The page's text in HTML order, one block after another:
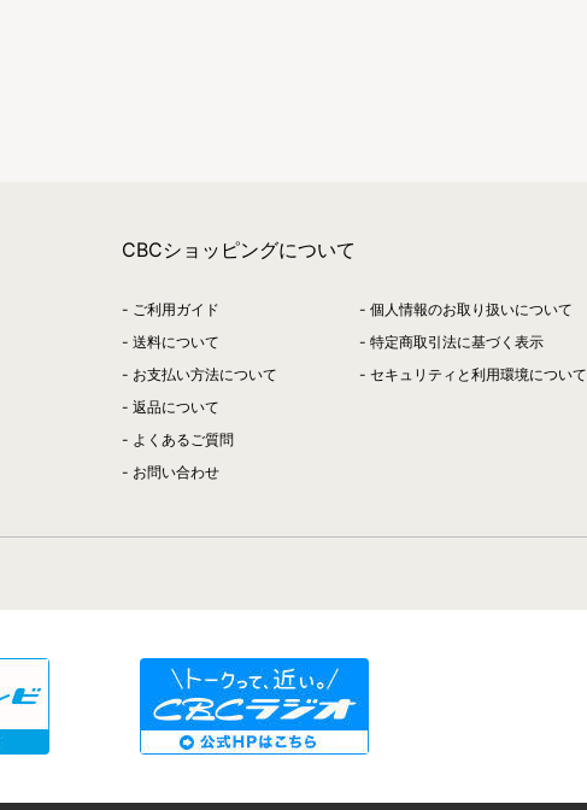
CBCショッピングについて
ご利用ガイド
送料について
お支払い方法について
返品について
よくあるご質問
お問い合わせ
個人情報のお取り扱いについて
特定商取引法に基づく表示
セキュリティと利用環境について